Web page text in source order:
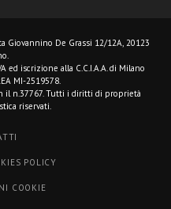
Giovannino De Grassi 12/12A, 20123
ed iscrizione alla C.C.I.A.A. di Milano
MI-2519578.
il n.37767. Tutti i diritti di proprietà
riservati.
POLICY
COOKIE